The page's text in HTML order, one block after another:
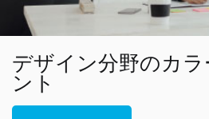
デザイン分野のカラ
ント